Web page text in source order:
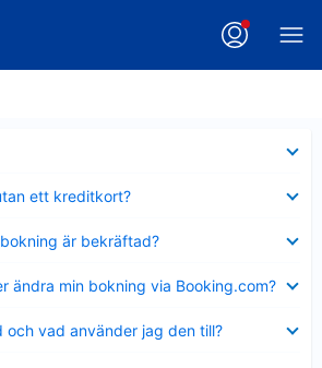
ett kreditkort?
är bekräftad?
ändra min bokning via Booking.com?
och vad använder jag den till?